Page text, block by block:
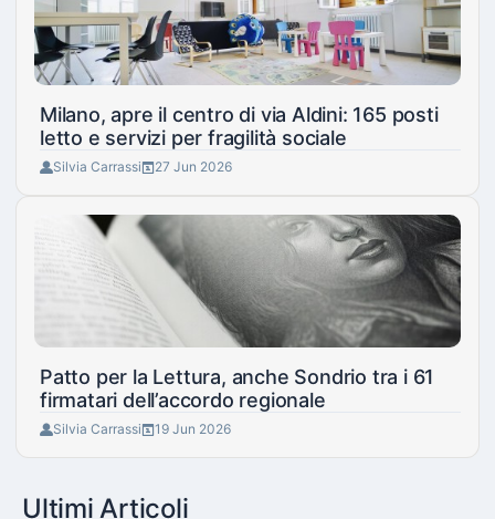
Milano, apre il centro di via Aldini: 165 posti
letto e servizi per fragilità sociale
Silvia Carrassi 27 Jun 2026
Patto per la Lettura, anche Sondrio tra i 61
firmatari dell’accordo regionale
Silvia Carrassi 19 Jun 2026
Ultimi Articoli